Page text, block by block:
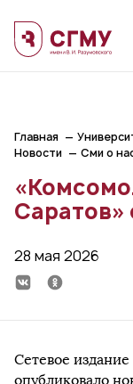
Главная
Новости
Сми о
28 мая 2026
Сетевое
опубликовало